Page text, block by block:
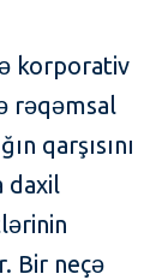
korporativ
rəqəmsal
qarşısını
daxil
Bir neçə